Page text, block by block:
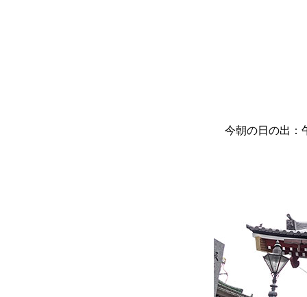
今朝の日の出：